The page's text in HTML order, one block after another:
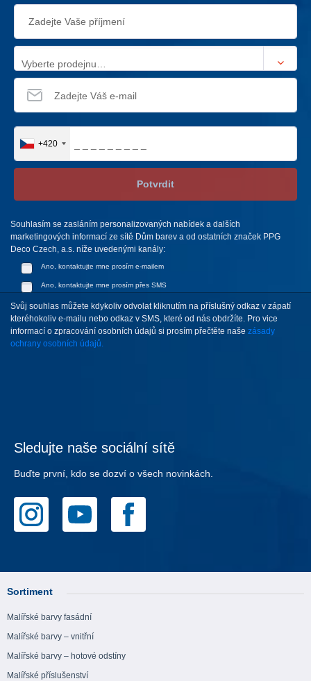
Vyberte prodejnu…
+420
Potvrdit
Souhlasím se zasláním personalizovaných nabídek a dalších
marketingových informací ze sítě Dům barev a od ostatních značek PPG
Deco Czech, a.s. níže uvedenými kanály:
Ano, kontaktujte mne prosím e-mailem
Ano, kontaktujte mne prosím přes SMS
Svůj souhlas můžete kdykoliv odvolat kliknutím na příslušný odkaz v zápatí
kteréhokoliv e-mailu nebo odkaz v SMS, které od nás obdržíte. Pro vice
informací o zpracování osobních údajů si prosím přečtěte naše zásady
ochrany osobních údajů.
Sledujte naše sociální sítě
Buďte první, kdo se dozví o všech novinkách.
Sortiment
Malířské barvy fasádní
Malířské barvy – vnitřní
Malířské barvy – hotové odstíny
Malířské příslušenství